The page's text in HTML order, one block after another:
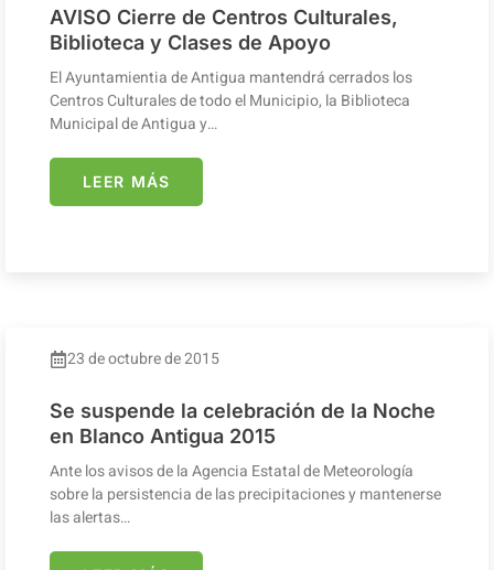
AVISO Cierre de Centros Culturales,
Biblioteca y Clases de Apoyo
El Ayuntamientia de Antigua mantendrá cerrados los
Centros Culturales de todo el Municipio, la Biblioteca
Municipal de Antigua y…
LEER MÁS
23 de octubre de 2015
Se suspende la celebración de la Noche
en Blanco Antigua 2015
Ante los avisos de la Agencia Estatal de Meteorología
sobre la persistencia de las precipitaciones y mantenerse
las alertas…